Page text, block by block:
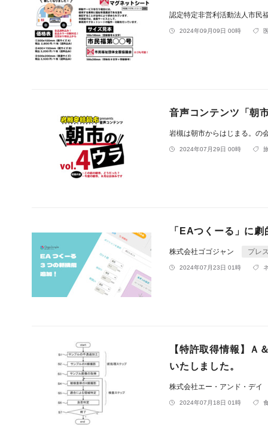
認定特定非営利活動法人市民
2024年09月09日 00時
音声コンテンツ「朝
岩槻は朝市からはじまる。の
2024年07月29日 00時
「EAつくーる」に
株式会社ゴゴジャン プレ
2024年07月23日 01時
【特許取得情報】Ａ
いたしました。
株式会社エー・アンド・デイ
2024年07月18日 01時